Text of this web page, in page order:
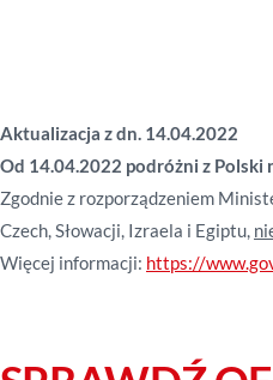
Aktualizacja z dn. 14.04.2022
Od 14.04.2022 podróżni z
Zgodnie z rozporządzeniem
Czech, Słowacji, Izraela i Egiptu,
Więcej informacji: https://